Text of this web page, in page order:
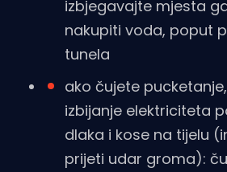
izbjegavajte mjesta
nakupiti voda, poput
tunela
ako čujete
izbijanje elektriciteta
dlaka i kose na tijelu
prijeti udar groma):